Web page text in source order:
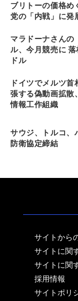
ブリトーの価格め
党の「内戦」に発
マラドーナさんの
ル、今月競売に
ドル
ドイツでメルツ
張する偽動画拡散
情報工作組織
サウジ、トルコ、
防衛協定締結
サイトから
サイトに関
サイトに関
採用情報
サイトポリ